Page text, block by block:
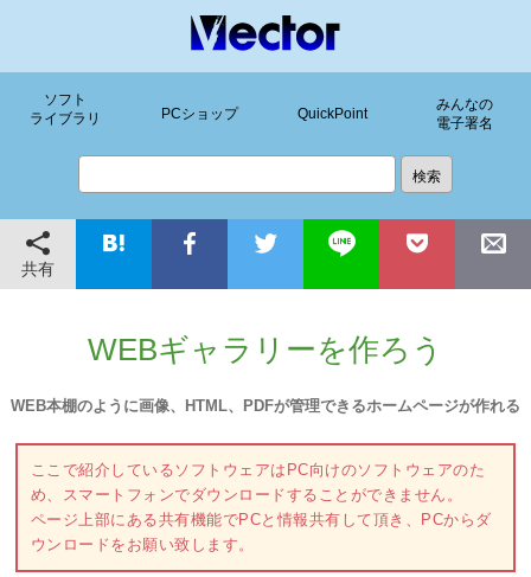
ソフト
ライブラリ
PCショップ QuickPoint
みんなの
電子署名
共有
WEBギャラリーを作ろう
WEB本棚のように画像、HTML、PDFが管理できるホームページが作れる
ここで紹介しているソフトウェアはPC向けのソフトウェアのた
め、スマートフォンでダウンロードすることができません。
ページ上部にある共有機能でPCと情報共有して頂き、PCからダ
ウンロードをお願い致します。